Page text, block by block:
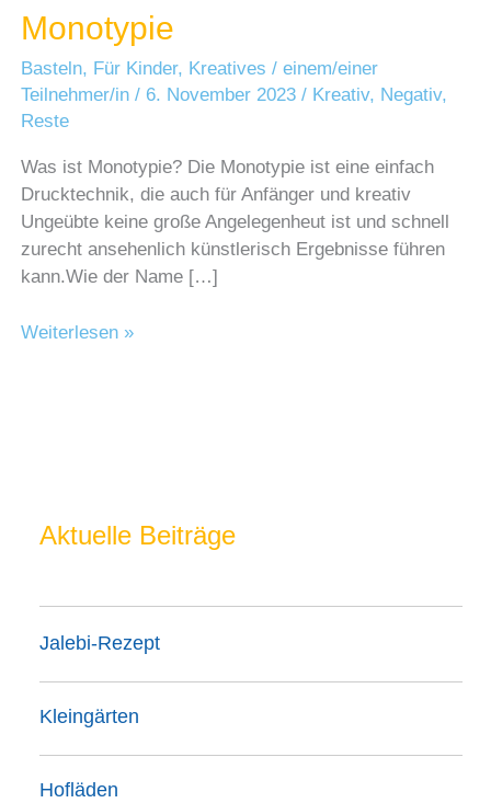
Monotypie
Basteln, Für Kinder, Kreatives /einem/einer
Teilnehmer/in/ 6. November 2023/ Kreativ, Negativ,
Reste
Was ist Monotypie? Die Monotypie ist eine einfach
Drucktechnik, die auch für Anfänger und kreativ
Ungeübte keine große Angelegenheut ist und schnell
zurecht ansehenlich künstlerisch Ergebnisse führen
kann.Wie der Name […]
Monotypie
Weiterlesen »
Aktuelle Beiträge
Jalebi-Rezept
Kleingärten
Hofläden